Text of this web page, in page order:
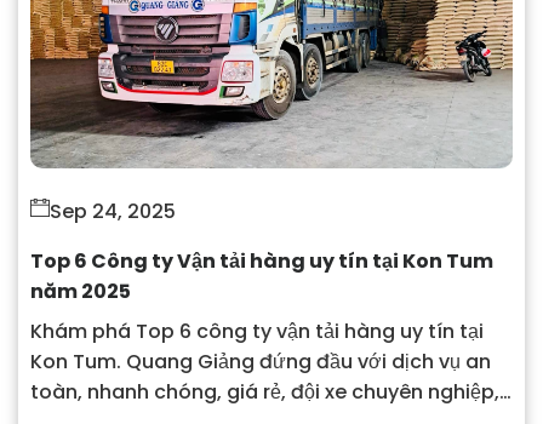
Sep 24, 2025
Top 6 Công ty Vận tải hàng uy tín tại Kon Tum
năm 2025
Khám phá Top 6 công ty vận tải hàng uy tín tại
Kon Tum. Quang Giảng đứng đầu với dịch vụ an
toàn, nhanh chóng, giá rẻ, đội xe chuyên nghiệp,